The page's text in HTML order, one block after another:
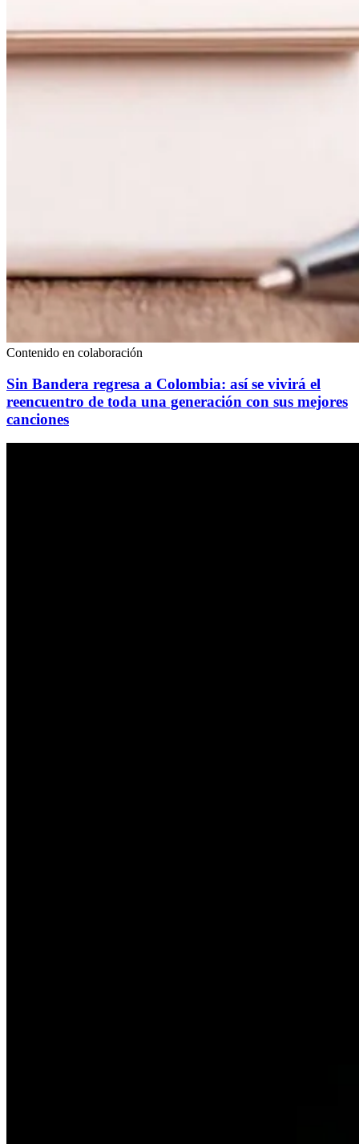
Contenido en colaboración
Sin Bandera regresa a Colombia: así se vivirá el
reencuentro de toda una generación con sus mejores
canciones